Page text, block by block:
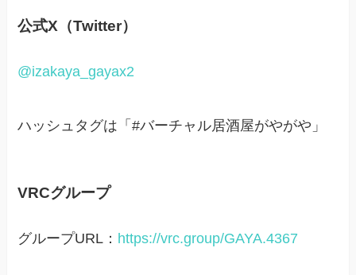
公式X（Twitter）
@izakaya_gayax2
ハッシュタグは「#バーチャル居酒屋がやがや」
VRCグループ
グループURL： https://vrc.group/GAYA.4367